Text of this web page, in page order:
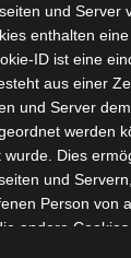
und Server
enthalten
ID ist eine
aus einer
und Server
werden
Dies
und
Person von
andere